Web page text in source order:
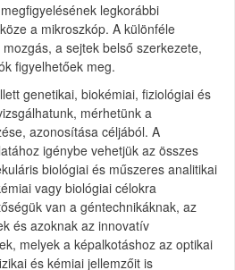
legkorábbi
a mikroszkóp. A különféle
a sejtek belső szerkezete,
figyelhetőek meg.
genetikai, biokémiai, fiziológiai és
mérhetünk a
azonosítása céljából. A
igénybe vehetjük az összes
biológiai és műszeres analitikai
vagy biológiai célokra
van a géntechnikáknak, az
és azoknak az innovatív
melyek a képalkotáshoz az optikai
és kémiai jellemzőit is